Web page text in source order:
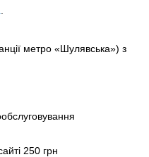
метро «Шулявська») з
250 грн